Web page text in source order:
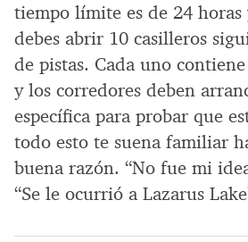
tiempo límite es de 24
debes abrir 10 casilleros
de pistas. Cada uno
y los corredores deben
específica para probar que
todo esto te suena familiar
buena razón. “No fue mi
“Se le ocurrió a Lazarus